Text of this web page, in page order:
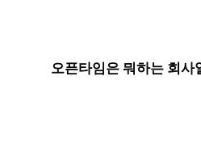
오픈타임은 뭐하는 회